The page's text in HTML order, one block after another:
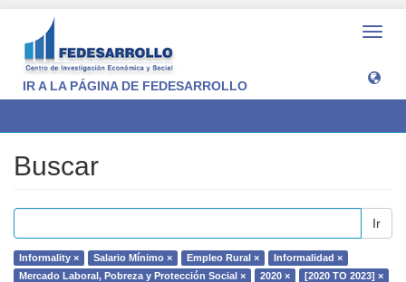
IR A LA PÁGINA DE FEDESARROLLO
Buscar
Ir
Informality × Salario Mínimo × Empleo Rural ×
Informalidad ×
Mercado Laboral, Pobreza y Protección Social ×
2020 × [2020 TO 2023] ×